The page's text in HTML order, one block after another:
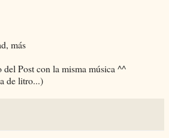
más
Post con la misma música ^^
de litro...)